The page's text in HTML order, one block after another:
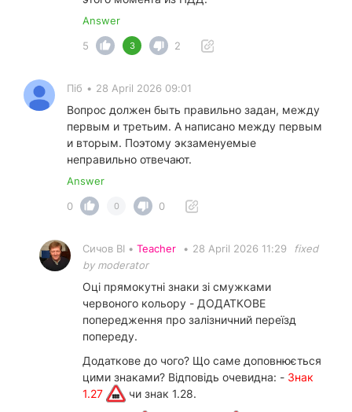
Answer
5
3 2
Піб • 28 April 2026 09:01
Вопрос должен быть правильно задан, между
первым и третьим. А написано между первым
и вторым. Поэтому экзаменуемые
неправильно отвечают.
Answer
0
0 0
Сичов ВІ • Teacher • 28 April 2026 11:29
fixed
by moderator
Оці прямокутні знаки зі смужками
червоного кольору - ДОДАТКОВЕ
попередження про залізничний переїзд
попереду.
Додаткове до чого? Що саме доповнюється
цими знаками? Відповідь очевидна: - Знак
1.27
чи знак 1.28.